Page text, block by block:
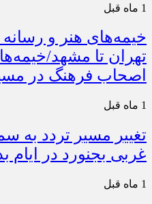
1 ماه قبل
خیمه‌های هنر و رسانه
تهران تا مشهد/
اصحاب فرهنگ در
1 ماه قبل
تغییر مسیر تردد به
غربی بجنورد در ایام
1 ماه قبل